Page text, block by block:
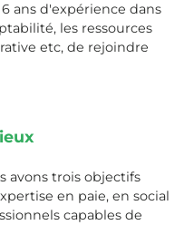
ans d'expérience dans
les ressources
etc, de rejoindre
avons trois objectifs
en paie, en social
capables de